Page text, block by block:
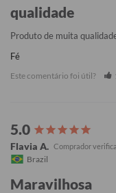
qualidade
Produto de muita
Fé
Este comentário foi útil?
Flavia A.
Brazil
Maravilhosa